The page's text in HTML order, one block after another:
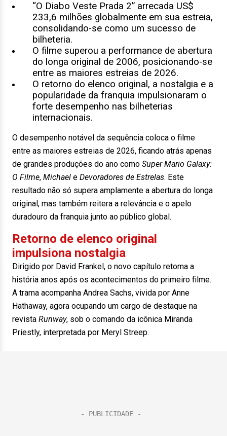
“O Diabo Veste Prada 2” arrecada US$
233,6 milhões globalmente em sua estreia,
consolidando-se como um sucesso de
bilheteria.
O filme superou a performance de abertura
do longa original de 2006, posicionando-se
entre as maiores estreias de 2026.
O retorno do elenco original, a nostalgia e a
popularidade da franquia impulsionaram o
forte desempenho nas bilheterias
internacionais.
O desempenho notável da sequência coloca o filme
entre as maiores estreias de 2026, ficando atrás apenas
de grandes produções do ano como Super Mario Galaxy:
O Filme, Michael e Devoradores de Estrelas. Este
resultado não só supera amplamente a abertura do longa
original, mas também reitera a relevância e o apelo
duradouro da franquia junto ao público global.
Retorno de elenco original
impulsiona nostalgia
Dirigido por David Frankel, o novo capítulo retoma a
história anos após os acontecimentos do primeiro filme.
A trama acompanha Andrea Sachs, vivida por Anne
Hathaway, agora ocupando um cargo de destaque na
revista Runway, sob o comando da icônica Miranda
Priestly, interpretada por Meryl Streep.